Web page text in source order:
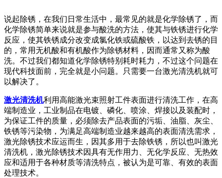
说起除锈，在我们日常生活中，最常见的就是化学除锈了，而
化学除锈简单来说就是参与酸洗的方法，使其与铁锈进行化学
反应，使其铁锈成分改变成氯化铁或硫酸铁，以达到去锈的目
的，常用无机酸和有机酸作为除锈材料，因而通常又称为酸
洗。不过我们都知道化学除锈特别耗时耗力，不过这个问题在
现代科技面前，完全就是小问题。只需要一台激光清洗机就可
以解决了。
激光清洗机利用高能激光束照射工件表面进行清洗工作，在高
端制造业，工业制品在电镀、磷化、喷涂、焊接以及装配时，
为保证工件的质量，必须除去产品表面的污垢、油脂、灰尘、
铁锈等污染物，为满足高端制造业越来越高的表面清洗需求，
激光除锈技术应运而生，因其多用于去除铁锈，所以也叫激光
清洗机，激光除锈技术因具有无作用力、无化学反应、无热效
应和适用于各种材质等清洗特点，被认为是可靠、有效的表面
处理技术。